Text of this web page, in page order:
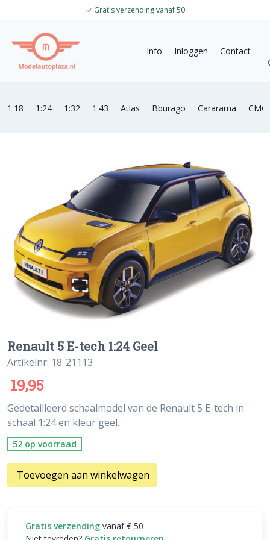
✓ Gratis verzending vanaf 50
Info Inloggen
Contact
1:18 1:24 1:32 1:43 Atlas Bburago Cararama CMC
Renault 5 E-tech 1:24 Geel
Artikelnr: 18-21113
19,95
Gedetailleerd schaalmodel van de Renault 5 E-tech in
schaal 1:24 en kleur geel.
52 op voorraad
Toevoegen aan winkelwagen
Gratis verzending vanaf € 50